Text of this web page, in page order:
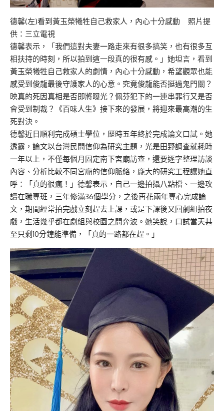
德馨(左)看到黃玉榮犧牲自己救家人，內心十分感動 照片提
供：三立電視
德馨表示，「我們這對夫妻一路走來有很多搞笑，也有很多互
相扶持的時刻，所以拍到這一段真的很有感。」她坦言，看到
黃玉榮犧牲自己救家人的劇情，內心十分感動，希望觀眾也能
感受到俊龍最後守護家人的心意。究竟俊龍能否挺過鬼門關？
映真的死因真相是否即將曝光？佩芬犯下的一連串罪行又是否
會受到制裁？《百味人生》接下來的發展，將迎來最高潮的生
死對決。
德馨近日順利完成碩士學位，歷時五年終於完成論文口試。她
透露，論文以台灣民間信仰為研究主題，光是田野調查就耗時
一年以上，不僅每個月固定南下宮廟訪查，還要逐字整理訪談
內容、分析比較不同宮廟的信仰脈絡，龐大的研究工程讓她直
呼：「真的很瘋！」德馨表示，自己一邊拍攝八點檔、一邊攻
讀在職專班，三年修滿36個學分，之後再花兩年專心完成論
文，期間經常拍完戲立刻趕去上課，或是下課後又回劇組拍夜
戲，生活幾乎都在劇組與校園之間奔波。她笑說，口試當天甚
至只剩10分鐘能準備，「真的一路都在趕。」